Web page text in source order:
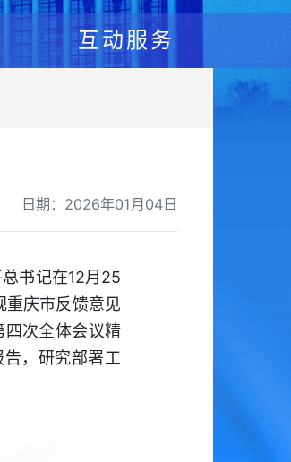
互动服务
日期：2026年01月04日
书记在12月25
重庆市反馈意见
次全体会议精
，研究部署工